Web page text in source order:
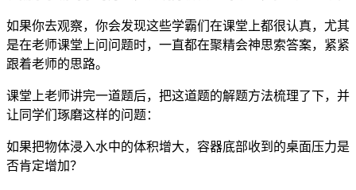
如果你去观察，你会发现这些学霸们在课堂上都很认真，尤其
是在老师课堂上问问题时，一直都在聚精会神思索答案，紧紧
跟着老师的思路。
课堂上老师讲完一道题后，把这道题的解题方法梳理了下，并
让同学们琢磨这样的问题：
如果把物体浸入水中的体积增大，容器底部收到的桌面压力是
否肯定增加？